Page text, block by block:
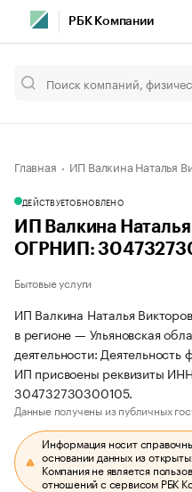
РБК Компании
Главная ИП Валкина Наталья
ДЕЙСТВУЕТОБНОВЛЕНО
ИП Валкина
ОГРНИП:
Бытовые услуги
ИП Валкина Наталья
в регионе — Ульяновская
деятельности: Деятельность
ИП присвоены реквизиты
304732730300105.
Данные получены из публичных
Информация носит
основании данных из
Компания не является
отношений с сервисом РБК